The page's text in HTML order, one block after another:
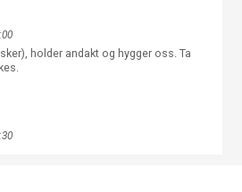
holder andakt og hygger oss. Ta